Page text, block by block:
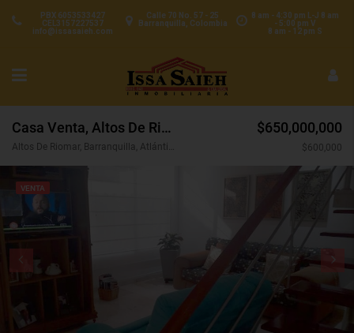
8 am - 4:30 pm L-J 8 am
- 5:00 pm V
8 am - 12 pm S
Calle 70 No. 57 - 25
Barranquilla, Colombia
PBX 6053533427
CEL3157227537
info@issasaieh.com
Casa Venta, Altos De Riomar, Barranquilla (28626)
Altos De Riomar, Barranquilla, Atlántico, Colombia
$650,000,000
$600,000
VENTA